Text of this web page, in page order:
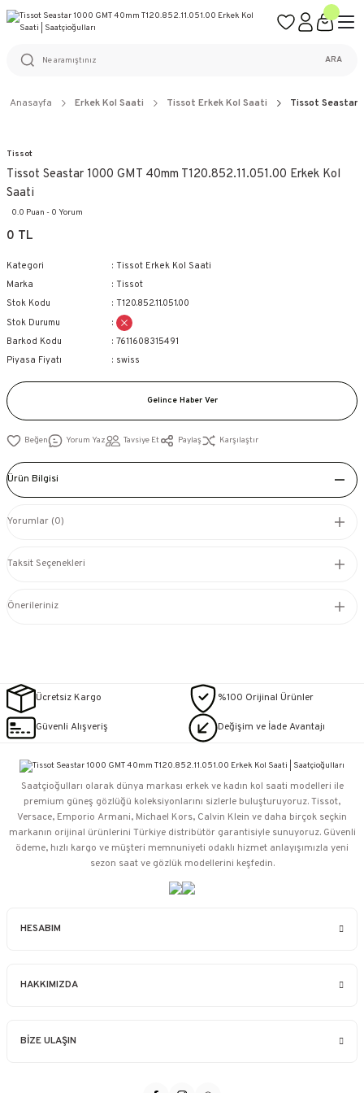
%100 ORİJİNAL ÜRÜN GARANTİSİ
ARA
Anasayfa Erkek Kol Saati Tissot Erkek Kol Saati Tissot Seastar
Tissot
Tissot Seastar 1000 GMT 40mm T120.852.11.051.00 Erkek Kol
Saati
0.0 Puan - 0 Yorum
0 TL
Kategori
Tissot Erkek Kol Saati
Marka
Tissot
Stok Kodu
T120.852.11.051.00
Stok Durumu
Barkod Kodu
7611608315491
Piyasa Fiyatı
swiss
Gelince Haber Ver
Yorum Yaz Tavsiye Et Paylaş Karşılaştır
Ürün Bilgisi
Yorumlar (0)
Taksit Seçenekleri
Önerileriniz
Ücretsiz Kargo %100 Orijinal Ürünler
Güvenli Alışveriş Değişim ve İade Avantajı
HESABIM
HAKKIMIZDA
BİZE ULAŞIN
Saatçioğulları⁠ olarak dünya markası erkek ve kadın kol saati modelleri ile
premium güneş gözlüğü koleksiyonlarını sizlerle buluşturuyoruz. Tissot,
Versace, Emporio Armani, Michael Kors, Calvin Klein ve daha birçok seçkin
markanın orijinal ürünlerini Türkiye distribütör garantisiyle sunuyoruz. Güvenli
ödeme, hızlı kargo ve müşteri memnuniyeti odaklı hizmet anlayışımızla yeni
sezon saat ve gözlük modellerini keşfedin.